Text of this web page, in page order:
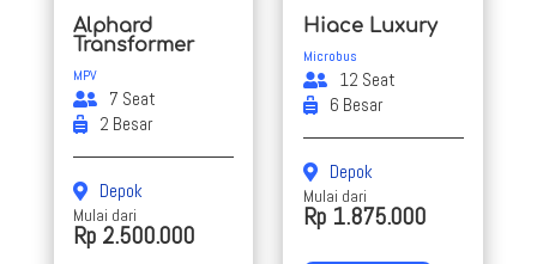
Alphard
Transformer
MPV
7 Seat
2 Besar
Depok
Mulai dari
Rp 2.500.000
Hiace Luxury
Microbus
12 Seat
6 Besar
Depok
Mulai dari
Rp 1.875.000